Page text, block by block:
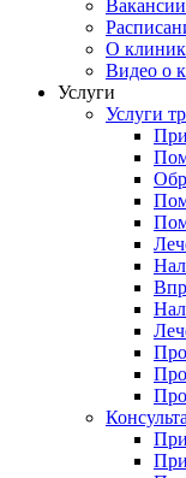
Вакансии
О
Видео о
Услуги
Услуги